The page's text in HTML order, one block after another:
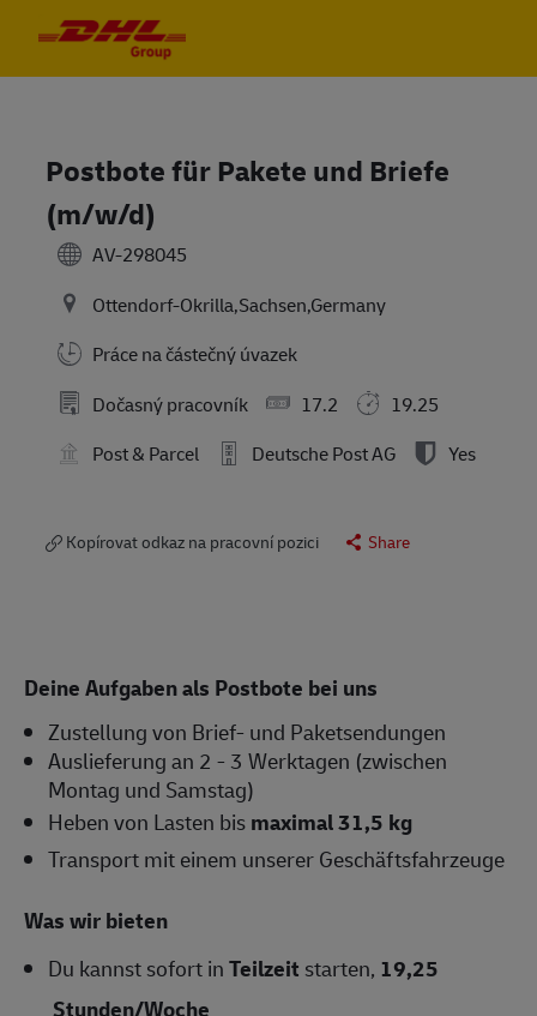
Postbote für Pakete und Briefe
(m/w/d)
AV-298045
Ottendorf-Okrilla,Sachsen,Germany
Práce na částečný úvazek
Dočasný pracovník
17.2
19.25
Post & Parcel
Deutsche Post AG Yes
Kopírovat odkaz na pracovní pozici Share
Deine Aufgaben als Postbote bei uns
Zustellung von Brief- und Paketsendungen
Auslieferung an 2 - 3 Werktagen (zwischen
Montag und Samstag)
Heben von Lasten bismaximal 31,5 kg
Transport mit einem unserer Geschäftsfahrzeuge
Was wir bieten
Du kannst sofort inTeilzeit starten, 19,25
Stunden/Woche